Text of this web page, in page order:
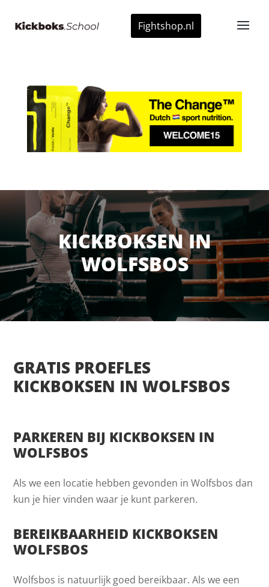
Fightshop.nl
KICKBOKSEN IN
WOLFSBOS
GRATIS PROEFLES
KICKBOKSEN IN WOLFSBOS
PARKEREN BIJ KICKBOKSEN IN
WOLFSBOS
Als we een locatie hebben gevonden in Wolfsbos dan
kun je hier vinden waar je kunt parkeren.
BEREIKBAARHEID KICKBOKSEN
WOLFSBOS
Wolfsbos is natuurlijk goed bereikbaar. Als we een